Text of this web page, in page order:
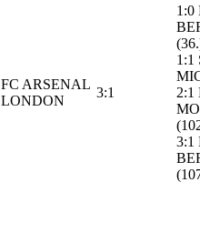
FC ARSENAL
LONDON
3:1
1:0
1:1
2:1
3:1